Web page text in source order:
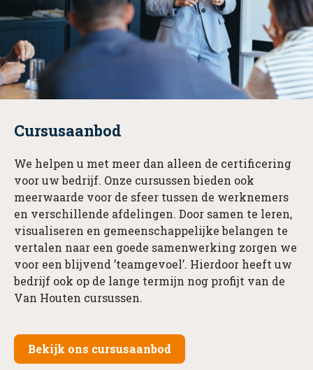
Cursusaanbod
We helpen u met meer dan alleen de certificering
voor uw bedrijf. Onze cursussen bieden ook
meerwaarde voor de sfeer tussen de werknemers
en verschillende afdelingen. Door samen te leren,
visualiseren en gemeenschappelijke belangen te
vertalen naar een goede samenwerking zorgen we
voor een blijvend ’teamgevoel’. Hierdoor heeft uw
bedrijf ook op de lange termijn nog profijt van de
Van Houten cursussen.
Bekijk ons cursusaanbod